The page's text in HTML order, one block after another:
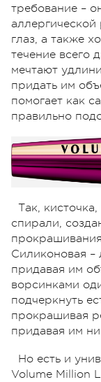
требование –
глаз, а также
течение всего
мечтают
придать им
помогает как
правильно
Так,
спирали,
Силиконовая –
придавая им
ворсинками
подчеркнуть
прокрашивая
придавая им
Но есть и
Volume Million